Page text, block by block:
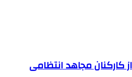
کارکنان مجاهد انتظامی